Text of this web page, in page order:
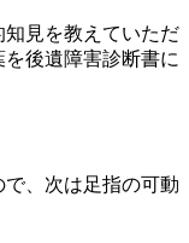
見を教えていただ
後遺障害診断書に
、次は足指の可動